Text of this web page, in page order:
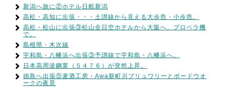
新潟へ旅に②ホテル日航新潟
高松・高知に出張・・・土讃線から見える大歩危・小歩危。
高松・松山に出張③松山全日空ホテルから大阪へ、プロペラ機
で。
島根県・木次線
宇和島・八幡浜へ出張③予讃線で宇和島・八幡浜へ。
日本高周波鋼業（５４７６）が突然上昇。
徳島へ出張⑤麦酒工房・Awa新町川ブリュワリーとボードウオ
ークの夜景